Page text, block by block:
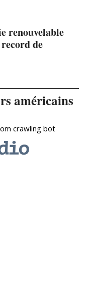
renouvelable
de
américains